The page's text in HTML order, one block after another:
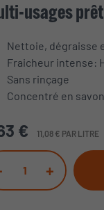
usages
Nettoie, dégraisse
Fraicheur intense:
Sans rinçage
Concentré en
€ 11,08 € PAR LITRE
+